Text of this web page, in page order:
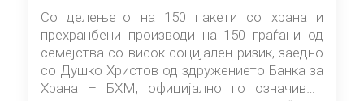
Со делењето на 150 пакети со храна и
прехранбени производи на 150 граѓани од
семејства со висок социјален ризик, заедно
со Душко Христов од здружението Банка за
Храна – БХМ, официјално го означивме